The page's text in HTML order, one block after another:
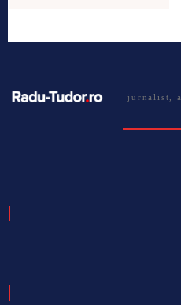
jurnalist,